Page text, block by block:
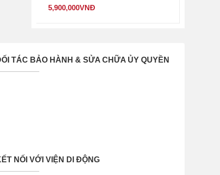
5,900,000VNĐ
TÁC BẢO HÀNH & SỬA CHỮA ỦY QUYỀN
NỐI VỚI VIỆN DI ĐỘNG